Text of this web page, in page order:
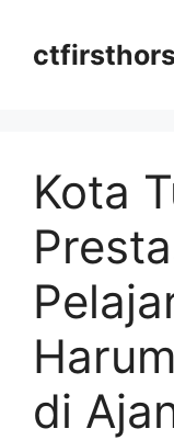
Kota
di